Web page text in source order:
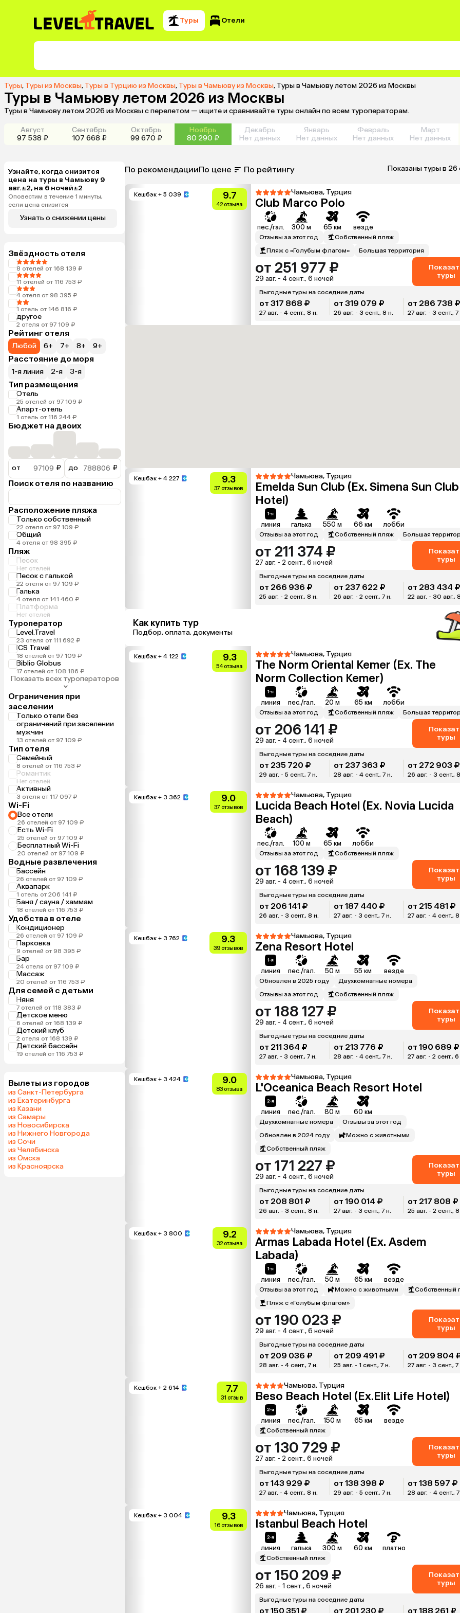
Туры Отели
Туры, Туры из Москвы, Туры в Турцию из Москвы, Туры в Чамьюву из Москвы, Туры в Чамьюву летом 2026 из Москвы
Туры в Чамьюву летом 2026 из Москвы
Туры в Чамьюву летом 2026 из Москвы с перелетом — ищите и сравнивайте туры онлайн по всем туроператорам.
Август
97 538 ₽
Сентябрь
107 668 ₽
Октябрь
99 670 ₽
Ноябрь
80 290 ₽
Декабрь
Нет данных
Январь
Нет данных
Февраль
Нет данных
Март
Нет данных
Узнайте, когда снизится
цена на туры в Чамьюву 9
авг.±2, на 6 ночей±2
Оповестим в течение 1 минуты,
если цена снизится
Узнать о снижении цены
Звёздность отеля
8 отелей от 168 139 ₽
11 отелей от 116 753 ₽
4 отеля от 98 395 ₽
1 отель от 146 816 ₽
другое
2 отеля от 97 109 ₽
Рейтинг отеля
Любой 6+ 7+ 8+ 9+
Расстояние до моря
1-я линия 2-я 3-я
Тип размещения
Отель
25 отелей от 97 109 ₽
Апарт-отель
1 отель от 116 244 ₽
Бюджет на двоих
от ₽ до ₽
Поиск отеля по названию
Расположение пляжа
Только собственный
22 отеля от 97 109 ₽
Общий
4 отеля от 98 395 ₽
Пляж
Песок
Нет отелей
Песок с галькой
22 отеля от 97 109 ₽
Галька
4 отеля от 141 460 ₽
Платформа
Нет отелей
Туроператор
Level.Travel
23 отеля от 111 692 ₽
ICS Travel
18 отелей от 97 109 ₽
Biblio Globus
17 отелей от 108 186 ₽
Показать всех туроператоров
Ограничения при
заселении
Только отели без
ограничений при заселении
мужчин
13 отелей от 97 109 ₽
Тип отеля
Семейный
8 отелей от 116 753 ₽
Романтик
Нет отелей
Активный
3 отеля от 117 097 ₽
Wi-Fi
Все отели
26 отелей от 97 109 ₽
Есть Wi-Fi
25 отелей от 97 109 ₽
Бесплатный Wi-Fi
20 отелей от 97 109 ₽
Водные развлечения
Бассейн
26 отелей от 97 109 ₽
Аквапарк
1 отель от 206 141 ₽
Баня / сауна / хаммам
18 отелей от 116 753 ₽
Удобства в отеле
Кондиционер
26 отелей от 97 109 ₽
Парковка
9 отелей от 98 395 ₽
Бар
24 отеля от 97 109 ₽
Массаж
20 отелей от 116 753 ₽
Для семей с детьми
Няня
7 отелей от 118 383 ₽
Детское меню
6 отелей от 168 139 ₽
Детский клуб
2 отеля от 168 139 ₽
Детский бассейн
19 отелей от 116 753 ₽
Вылеты из городов
из Санкт-Петербурга
из Екатеринбурга
из Казани
из Самары
из Новосибирска
из Нижнего Новгорода
из Сочи
из Челябинска
из Омска
из Красноярска
По рекомендацииПо цене По рейтингу Показаны туры в 26
Кешбэк + 5 039 9.7
42 отзыва
Чамьюва, Турция
Club Marco Polo
пес./гал. 300 м 65 км везде
Отзывы за этот год
Собственный пляж
Пляж с «Голубым флагом»
Большая территория
от 251 977 ₽
29 авг. - 4 сент., 6 ночей
туры
Выгодные туры на соседние даты
от 317 868 ₽
27 авг. - 4 сент., 8 н.
от 319 079 ₽
26 авг. - 3 сент., 8 н.
от 286 738 ₽
27 авг. - 3 сент., 7
Кешбэк + 4 227 9.3
37 отзывов
Чамьюва, Турция
Emelda Sun Club (Ex. Simena Sun Club
Hotel)
линия галька 550 м 66 км лобби
Отзывы за этот год Собственный пляж Большая
от 211 374 ₽
27 авг. - 2 сент., 6 ночей
туры
Выгодные туры на соседние даты
от 266 936 ₽
25 авг. - 2 сент., 8 н.
от 237 622 ₽
26 авг. - 2 сент., 7 н.
от 283 434 ₽
22 авг. - 30 авг.,
Как купить тур
Подбор, оплата, документы
Кешбэк + 4 122 9.3
54 отзыва
Чамьюва, Турция
The Norm Oriental Kemer (Ex. The
Norm Collection Kemer)
линия пес./гал. 20 м 65 км лобби
Отзывы за этот год Собственный пляж Большая
от 206 141 ₽
29 авг. - 4 сент., 6 ночей
туры
Выгодные туры на соседние даты
от 235 720 ₽
29 авг. - 5 сент., 7 н.
от 237 363 ₽
28 авг. - 4 сент., 7 н.
от 272 903 ₽
26 авг. - 3 сент., 8
Кешбэк + 3 362 9.0
37 отзывов
Чамьюва, Турция
Lucida Beach Hotel (Ex. Novia Lucida
Beach)
пес./гал. 100 м 65 км лобби
Отзывы за этот год Собственный пляж
от 168 139 ₽
29 авг. - 4 сент., 6 ночей
туры
Выгодные туры на соседние даты
от 206 141 ₽
26 авг. - 3 сент., 8 н.
от 187 440 ₽
27 авг. - 3 сент., 7 н.
от 215 481 ₽
27 авг. - 4 сент., 8
Кешбэк + 3 762 9.3
39 отзывов
Чамьюва, Турция
Zena Resort Hotel
линия пес./гал. 50 м 55 км везде
Обновлен в 2025 году
Двухкомнатные номера
Отзывы за этот год
Собственный пляж
от 188 127 ₽
29 авг. - 4 сент., 6 ночей
туры
Выгодные туры на соседние даты
от 211 364 ₽
27 авг. - 3 сент., 7 н.
от 213 776 ₽
28 авг. - 4 сент., 7 н.
от 190 689 ₽
27 авг. - 2 сент., 6
Кешбэк + 3 424 9.0
83 отзыва
Чамьюва, Турция
L'Oceanica Beach Resort Hotel
линия пес./гал. 80 м 60 км
Двухкомнатные номера
Отзывы за этот год
Обновлен в 2024 году
Можно с животными
Собственный пляж
от 171 227 ₽
29 авг. - 4 сент., 6 ночей
туры
Выгодные туры на соседние даты
от 208 801 ₽
26 авг. - 3 сент., 8 н.
от 190 014 ₽
27 авг. - 3 сент., 7 н.
от 217 808 ₽
25 авг. - 2 сент., 8
Кешбэк + 3 800 9.2
32 отзыва
Чамьюва, Турция
Armas Labada Hotel (Ex. Asdem
Labada)
линия пес./гал. 50 м 65 км везде
Отзывы за этот год Можно с животными
Собственный
Пляж с «Голубым флагом»
от 190 023 ₽
29 авг. - 4 сент., 6 ночей
туры
Выгодные туры на соседние даты
от 209 036 ₽
28 авг. - 4 сент., 7 н.
от 209 491 ₽
25 авг. - 1 сент., 7 н.
от 209 804
27 авг. - 3 сент., 7
Кешбэк + 2 614 7.7
31 отзыв
Чамьюва, Турция
Beso Beach Hotel (Ex.Elit Life Hotel)
линия пес./гал. 150 м 65 км везде
Собственный пляж
от 130 729 ₽
27 авг. - 2 сент., 6 ночей
туры
Выгодные туры на соседние даты
от 143 929 ₽
27 авг. - 4 сент., 8 н.
от 138 398 ₽
29 авг. - 5 сент., 7 н.
от 138 597 ₽
28 авг. - 4 сент., 7
Кешбэк + 3 004 9.3
16 отзывов
Чамьюва, Турция
Istanbul Beach Hotel
линия галька 300 м 60 км платно
Собственный пляж
от 150 209 ₽
26 авг. - 1 сент., 6 ночей
туры
Выгодные туры на соседние даты
от 150 351 ₽ от 201 230 ₽ от 188 261 ₽